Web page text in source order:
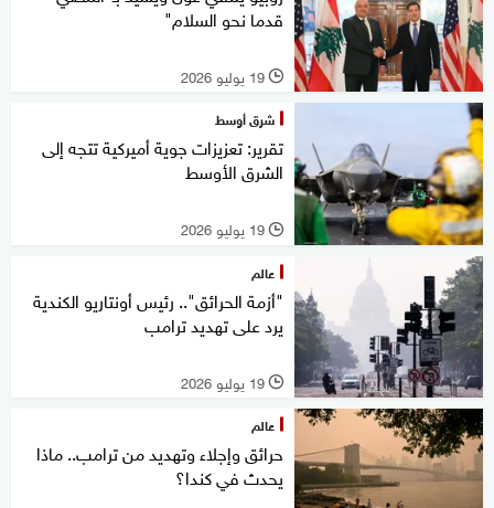
قدما نحو السلام"
l 19 يوليو 2026
شرق أوسط
تقرير: تعزيزات جوية أميركية تتجه إلى
الشرق الأوسط
l 19 يوليو 2026
عالم
"أزمة الحرائق".. رئيس أونتاريو الكندية
يرد على تهديد ترامب
l 19 يوليو 2026
عالم
حرائق وإجلاء وتهديد من ترامب.. ماذا
يحدث في كندا؟